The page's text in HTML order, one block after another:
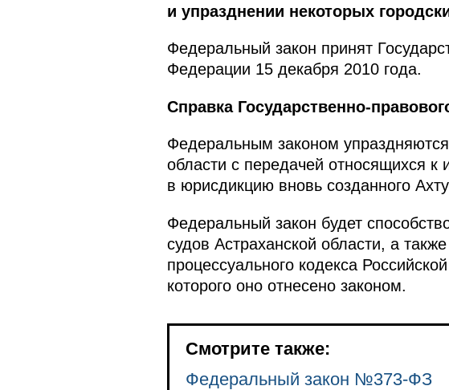
и упразднении некоторых
Федеральный закон принят
Федерации 15 декабря 2010 года.
Справка Государственно-
Федеральным законом
области с передачей относящихся
в юрисдикцию вновь созданного
Федеральный закон будет
судов Астраханской области, а
процессуального кодекса
которого оно отнесено законом.
Смотрите также:
Федеральный закон №373-ФЗ